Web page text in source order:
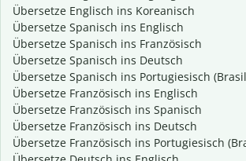
Übersetze Englisch ins Koreanisch
Übersetze Spanisch ins Englisch
Übersetze Spanisch ins Französisch
Übersetze Spanisch ins Deutsch
Übersetze Spanisch ins Portugiesisch
Übersetze Französisch ins Englisch
Übersetze Französisch ins Spanisch
Übersetze Französisch ins Deutsch
Übersetze Französisch ins Portugiesisch